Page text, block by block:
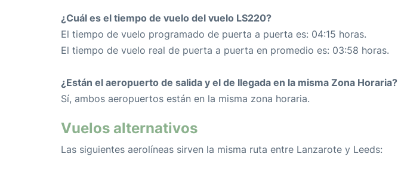
¿Cuál es el tiempo de vuelo del vuelo LS220?
El tiempo de vuelo programado de puerta a puerta es: 04:15 horas.
El tiempo de vuelo real de puerta a puerta en promedio es: 03:58 horas.
¿Están el aeropuerto de salida y el de llegada en la misma Zona Horaria?
Sí, ambos aeropuertos están en la misma zona horaria.
Vuelos alternativos
Las siguientes aerolíneas sirven la misma ruta entre Lanzarote y Leeds: